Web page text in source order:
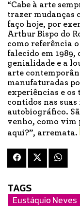
“Cabe à arte
trazer mudanças
faço hoje, por
Arthur Bispo do
como referência
falecido em
genialidade e a
arte
manufaturadas
experiências e os
contidos nas
autobiográfico.
venho, como vim
aqui?”, arremata.
TAGS
Eustáquio Neves